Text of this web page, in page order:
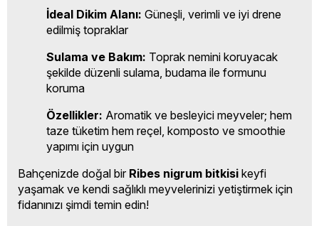
İdeal Dikim Alanı: Güneşli, verimli ve iyi drene
edilmiş topraklar
Sulama ve Bakım: Toprak nemini koruyacak
şekilde düzenli sulama, budama ile formunu
koruma
Özellikler: Aromatik ve besleyici meyveler; hem
taze tüketim hem reçel, komposto ve smoothie
yapımı için uygun
Bahçenizde doğal bir Ribes nigrum bitkisi keyfi
yaşamak ve kendi sağlıklı meyvelerinizi yetiştirmek için
fidanınızı şimdi temin edin!